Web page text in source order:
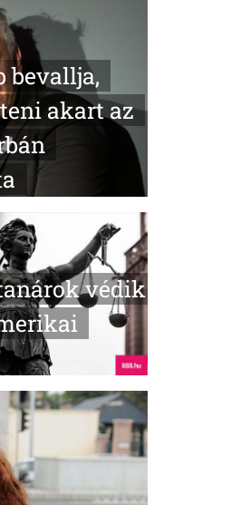
bevallja,
akart az
védik